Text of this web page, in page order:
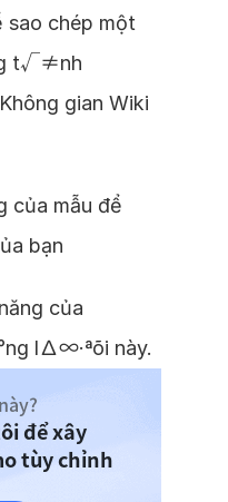
sao chép một
t√≠nh
gian Wiki
của mẫu để
bạn
của
l∆∞·ªõi này.
để xây
tùy chỉnh